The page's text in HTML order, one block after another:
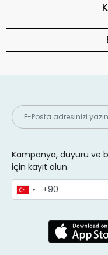
Kampanya, duyuru ve
için kayıt olun.